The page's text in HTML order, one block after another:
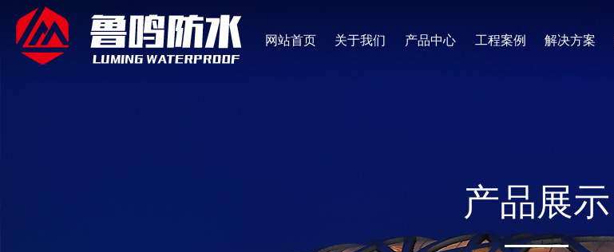
网站首页 关于我们 产品中心 工程案例 解决方案
产品展示